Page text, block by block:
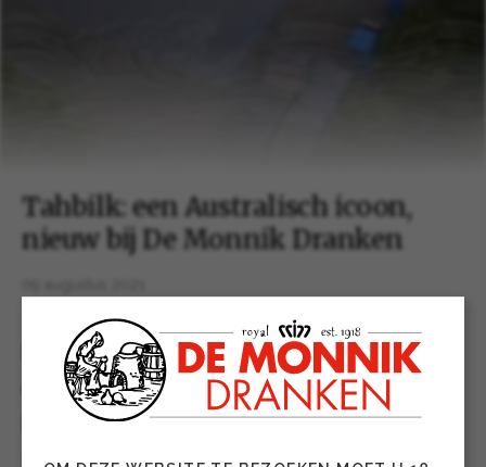
Tahbilk: een Australisch icoon,
nieuw bij De Monnik Dranken
De Monnik Dranken is trots de nieuwe
exclusieve importeur / distributeur te zijn van
het Australische wijnhuis Tahbilk. Opgericht in
1860, isTahbilk(voorheen ‘Château Tahbilk’)